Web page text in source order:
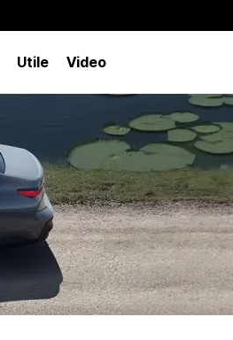
Utile Video